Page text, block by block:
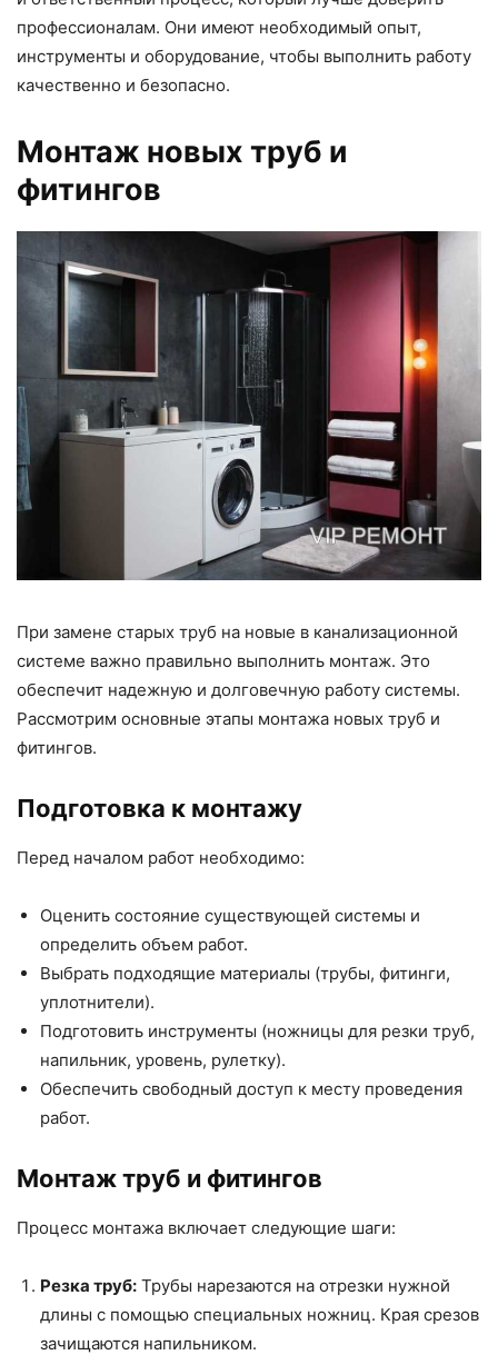
профессионалам. Они имеют необходимый опыт,
инструменты и оборудование, чтобы выполнить работу
качественно и безопасно.
Монтаж новых труб и
фитингов
При замене старых труб на новые в канализационной
системе важно правильно выполнить монтаж. Это
обеспечит надежную и долговечную работу системы.
Рассмотрим основные этапы монтажа новых труб и
фитингов.
Подготовка к монтажу
Перед началом работ необходимо:
Оценить состояние существующей системы и
определить объем работ.
Выбрать подходящие материалы (трубы, фитинги,
уплотнители).
Подготовить инструменты (ножницы для резки труб,
напильник, уровень, рулетку).
Обеспечить свободный доступ к месту проведения
работ.
Монтаж труб и фитингов
Процесс монтажа включает следующие шаги:
Резка труб: Трубы нарезаются на отрезки нужной
длины с помощью специальных ножниц. Края срезов
зачищаются напильником.